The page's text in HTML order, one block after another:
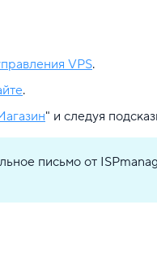
VPS.
.
" и следуя
письмо от